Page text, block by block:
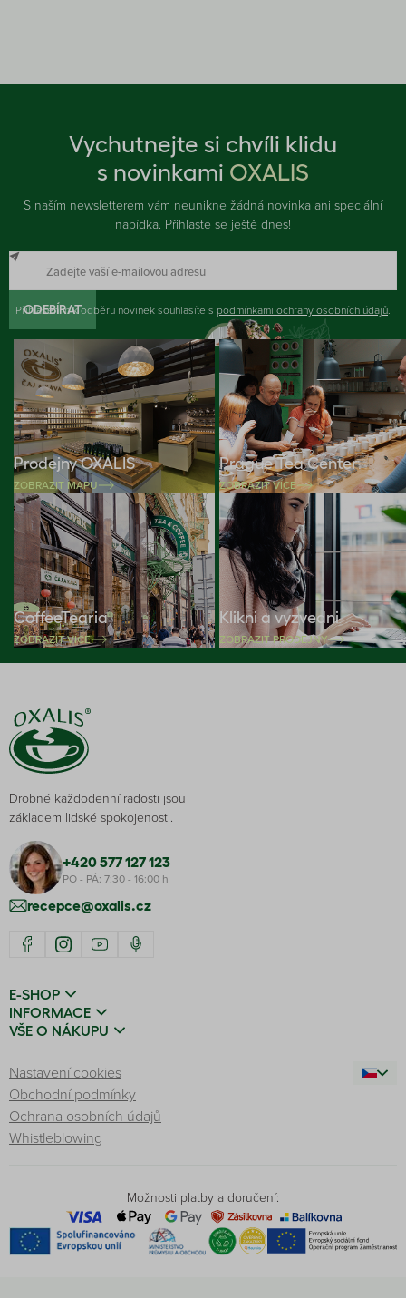
Vychutnejte si chvíli klidu
s novinkami OXALIS
S naším newsletterem vám neunikne žádná novinka ani speciální
nabídka. Přihlaste se ještě dnes!
ODEBÍRAT
Přihlášením k odběru novinek souhlasíte s podmínkami ochrany osobních údajů.
Prodejny OXALIS
ZOBRAZIT MAPU
Prague Tea Center
ZOBRAZIT VÍCE
CoffeeTearia
ZOBRAZIT VÍCE
Klikni a vyzvedni
ZOBRAZIT PRODEJNY
Drobné každodenní radosti jsou
základem lidské spokojenosti.
+420 577 127 123
PO - PÁ: 7:30 - 16:00 h
recepce@oxalis.cz
E-SHOP
INFORMACE
VŠE O NÁKUPU
Nastavení cookies
Obchodní podmínky
Ochrana osobních údajů
Whistleblowing
Možnosti platby a doručení: